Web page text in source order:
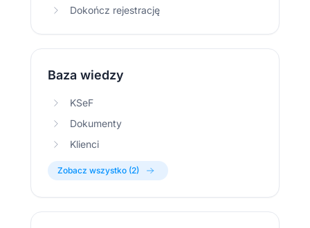
Dokończ rejestrację
Baza wiedzy
KSeF
Dokumenty
Klienci
Zobacz wszystko (2)